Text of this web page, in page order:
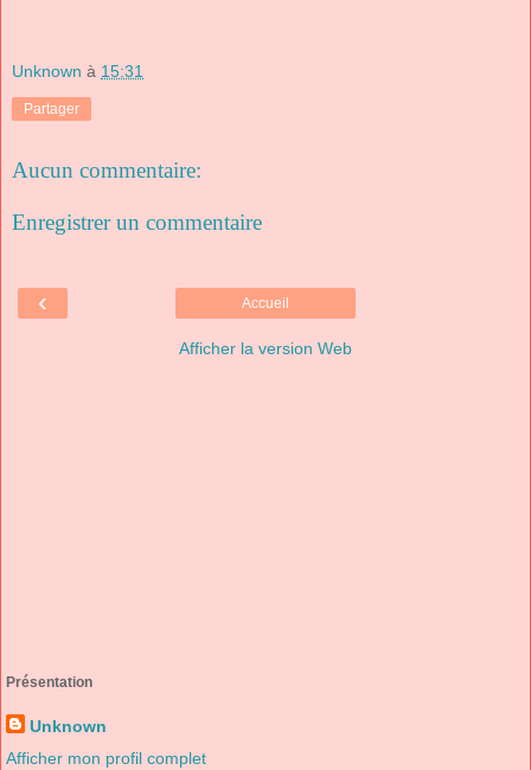
Unknown à 15:31
Partager
Aucun commentaire:
Enregistrer un commentaire
‹ Accueil
Afficher la version Web
Présentation
Unknown
Afficher mon profil complet